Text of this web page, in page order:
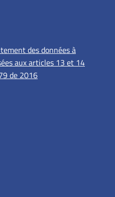
des données à
aux articles 13 et 14
de 2016